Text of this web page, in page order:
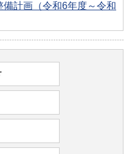
計画（令和6年度～令和